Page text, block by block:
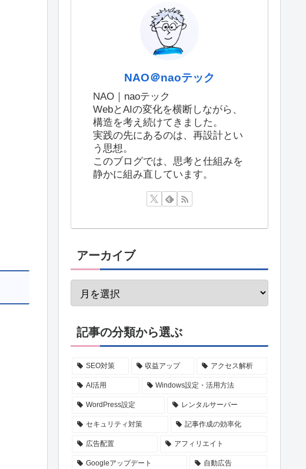
NAO＠naoテック
NAO｜naoテック
WebとAIの変化を横断しながら、
構造を考え続けてきました。
実践の先にあるのは、再設計とい
う思想。
このブログでは、思考と仕組みを
静かに組み直しています。
アーカイブ
記事の分類から選ぶ
SEO対策 収益アップ アクセス解析
AI活用 Windows設定・活用方法
WordPress設定 レンタルサーバー
セキュリティ対策 記事作成の効率化
広告配置 アフィリエイト
Googleアップデート 自動広告